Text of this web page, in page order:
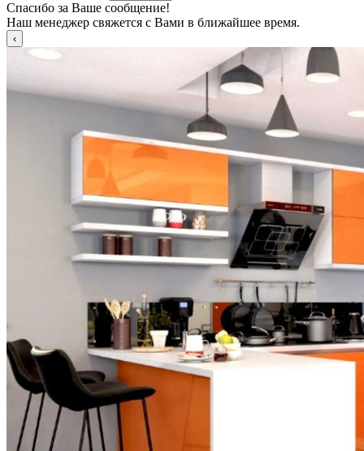
Спасибо за Ваше сообщение!
Наш менеджер свяжется с Вами в ближайшее время.